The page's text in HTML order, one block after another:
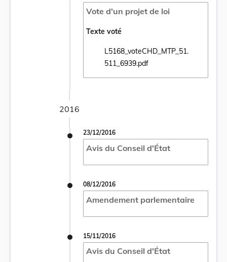
Vote d'un projet de loi
Texte voté
L5168_voteCHD_MTP_51.
511_6939.pdf
Ouvrir le document
2016
23/12/2016
Avis du Conseil d'État
08/12/2016
Amendement parlementaire
15/11/2016
Avis du Conseil d'État